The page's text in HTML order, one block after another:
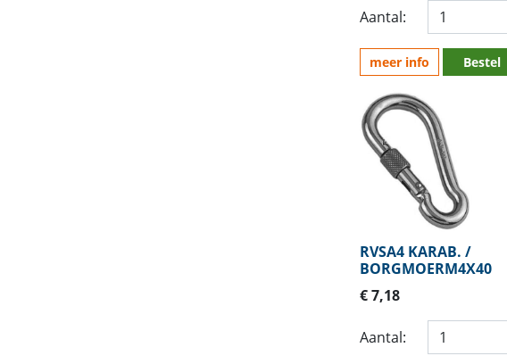
Aantal:
meer info Bestel
RVSA4 KARAB. /
BORGMOERM4X40
€ 7,18
Aantal: